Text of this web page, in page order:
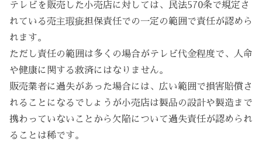
テレビを販売した小売店に対しては、民法570条で規定さ
れている売主瑕疵担保責任での一定の範囲で責任が認めら
れます。
ただし責任の範囲は多くの場合がテレビ代金程度で、人命
や健康に関する救済にはなりません。
販売業者に過失があった場合には、広い範囲で損害賠償さ
れることになるでしょうが小売店は製品の設計や製造まで
携わっていないことから欠陥について過失責任が認められ
ることは稀です。